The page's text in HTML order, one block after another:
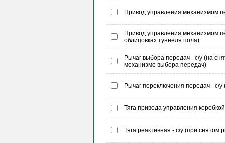
Привод управления механизмом
Привод управления механизмом
облицовках туннеля пола)
Рычаг выбора передач - с/у (на
механизме выбора передач)
Рычаг переключения передач - с/
Тяга привода управления
Тяга реактивная - с/у (при снятом